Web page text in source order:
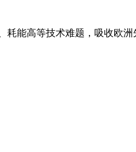
能高等技术难题，吸收欧